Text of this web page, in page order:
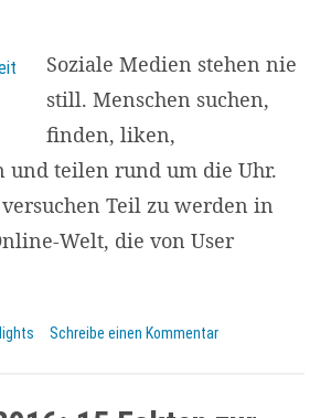
Soziale Medien stehen nie
still. Menschen suchen,
finden, liken,
und teilen rund um die Uhr.
Teil zu werden in
Welt, die von User
Schreibe einen Kommentar